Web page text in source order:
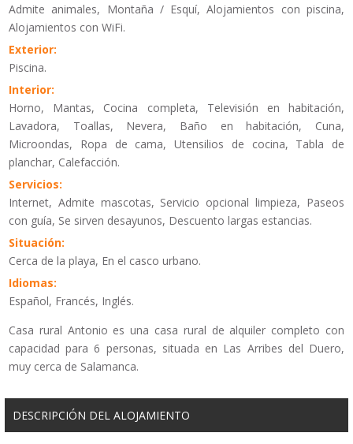
Admite animales, Montaña / Esquí, Alojamientos con piscina,
Alojamientos con WiFi.
Exterior:
Piscina.
Interior:
Horno, Mantas, Cocina completa, Televisión en habitación,
Lavadora, Toallas, Nevera, Baño en habitación, Cuna,
Microondas, Ropa de cama, Utensilios de cocina, Tabla de
planchar, Calefacción.
Servicios:
Internet, Admite mascotas, Servicio opcional limpieza, Paseos
con guía, Se sirven desayunos, Descuento largas estancias.
Situación:
Cerca de la playa, En el casco urbano.
Idiomas:
Español, Francés, Inglés.
Casa rural Antonio es una casa rural de alquiler completo con
capacidad para 6 personas, situada en Las Arribes del Duero,
muy cerca de Salamanca.
DESCRIPCIÓN DEL ALOJAMIENTO